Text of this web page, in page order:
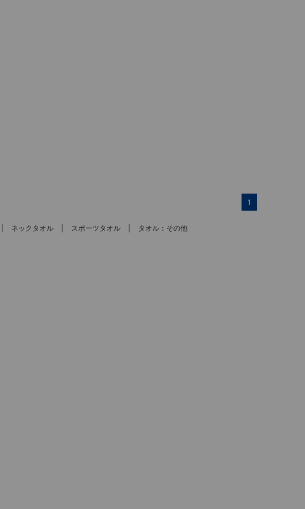
1
ネックタオル スポーツタオル タオル：その他